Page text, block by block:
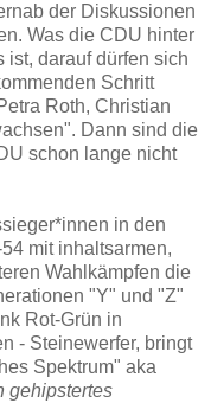
der Diskussionen
Was die CDU hinter
ist, darauf dürfen sich
Schritt
Roth, Christian
Dann sind die
schon lange nicht
in den
mit inhaltsarmen,
Wahlkämpfen die
"Y" und "Z"
Rot-Grün in
- Steinewerfer, bringt
Spektrum" aka
gehipstertes